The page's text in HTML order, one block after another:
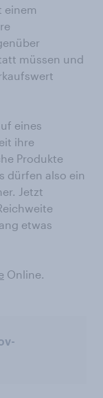
einem
müssen und
eines
ihre
Produkte
dürfen also ein
Jetzt
etwas
Online.